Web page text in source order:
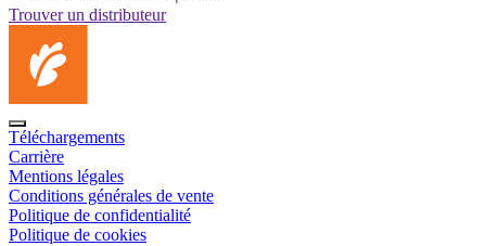
Trouver un distributeur
Téléchargements
Carrière
Mentions légales
Conditions générales de vente
Politique de confidentialité
Politique de cookies